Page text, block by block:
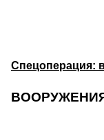
Спецоперация: